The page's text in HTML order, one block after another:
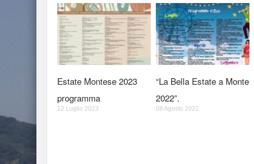
Estate Montese 2023
programma
12 Luglio 2023
“La Bella Estate a Monte
2022”.
08 Agosto 2022